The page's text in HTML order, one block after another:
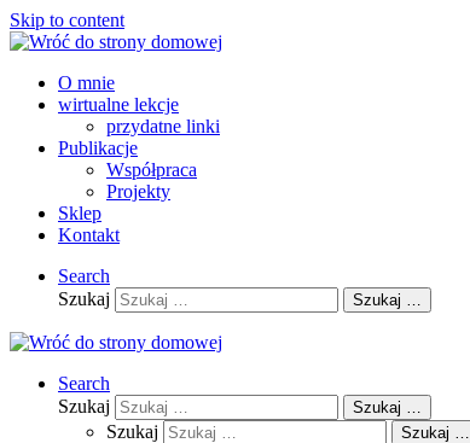
Skip to content
O mnie
wirtualne lekcje
przydatne linki
Publikacje
Współpraca
Projekty
Sklep
Kontakt
Search
Szukaj
Szukaj …
Search
Szukaj
Szukaj …
Szukaj
Szukaj …